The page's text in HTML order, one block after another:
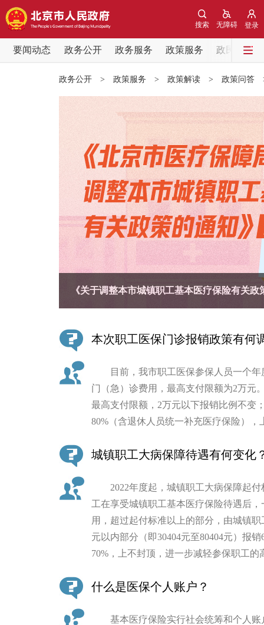
登录
无障碍
搜索
要闻动态 政务公开 政务服务 政策服务
政民互动
党中央精神
各区热点
市领导
决策公开
便民服务
中介服务
政民互动
12345网上接诉即办
参与调查
北京概况
绿色北京
政务公开 > 政策服务 > 政策解读 > 政策问答
《关于调整本市城镇职工基本医疗保险有关
本次职工医保门诊报销政策有何
目前，我市职工医保参保人员一个年
门（急）诊费用，最高支付限额为2万元
最高支付限额，2万元以下报销比例不变
80%（含退休人员统一补充医疗保险），
城镇职工大病保障待遇有何变化
2022年度起，城镇职工大病保障起付
工在享受城镇职工基本医疗保险待遇后
用，超过起付标准以上的部分，由城镇
元以内部分（即30404元至80404元）报
70%，上不封顶，进一步减轻参保职工的
什么是医保个人账户？
基本医疗保险实行社会统筹和个人账